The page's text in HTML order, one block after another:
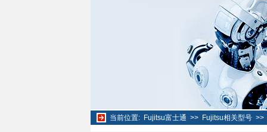
当前位置: Fujitsu富士通 >> Fujitsu相关型号>>